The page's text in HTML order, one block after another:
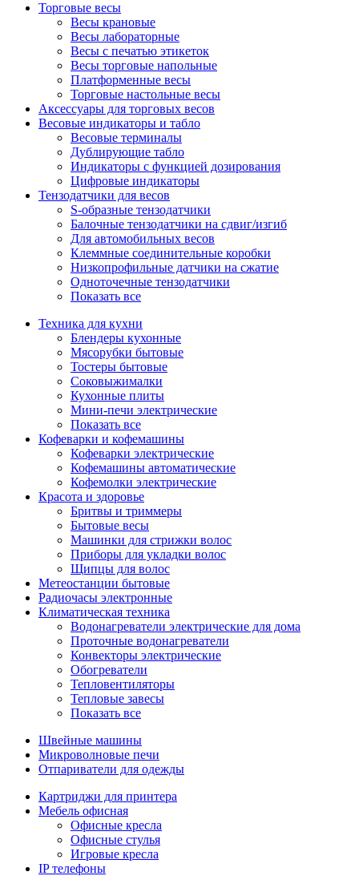
Торговые весы
Весы крановые
Весы лабораторные
Весы с печатью этикеток
Весы торговые напольные
Платформенные весы
Торговые настольные весы
Аксессуары для торговых весов
Весовые индикаторы и табло
Весовые терминалы
Дублирующие табло
Индикаторы с функцией дозирования
Цифровые индикаторы
Тензодатчики для весов
S-образные тензодатчики
Балочные тензодатчики на сдвиг/изгиб
Для автомобильных весов
Клеммные соединительные коробки
Низкопрофильные датчики на сжатие
Одноточечные тензодатчики
Показать все
Техника для кухни
Блендеры кухонные
Мясорубки бытовые
Тостеры бытовые
Соковыжималки
Кухонные плиты
Мини-печи электрические
Показать все
Кофеварки и кофемашины
Кофеварки электрические
Кофемашины автоматические
Кофемолки электрические
Красота и здоровье
Бритвы и триммеры
Бытовые весы
Машинки для стрижки волос
Приборы для укладки волос
Щипцы для волос
Метеостанции бытовые
Радиочасы электронные
Климатическая техника
Водонагреватели электрические для дома
Проточные водонагреватели
Конвекторы электрические
Обогреватели
Тепловентиляторы
Тепловые завесы
Показать все
Швейные машины
Микроволновые печи
Отпариватели для одежды
Картриджи для принтера
Мебель офисная
Офисные кресла
Офисные стулья
Игровые кресла
IP телефоны